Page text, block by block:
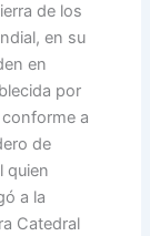
de los
en su
en
por
a
de
quien
a la
Catedral